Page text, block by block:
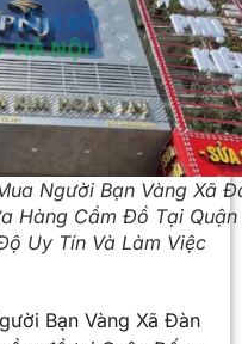
Người Bạn Vàng Xã
Hàng Cầm Đồ Tại Quận
Uy Tín Và Làm Việc
Bạn Vàng Xã Đàn